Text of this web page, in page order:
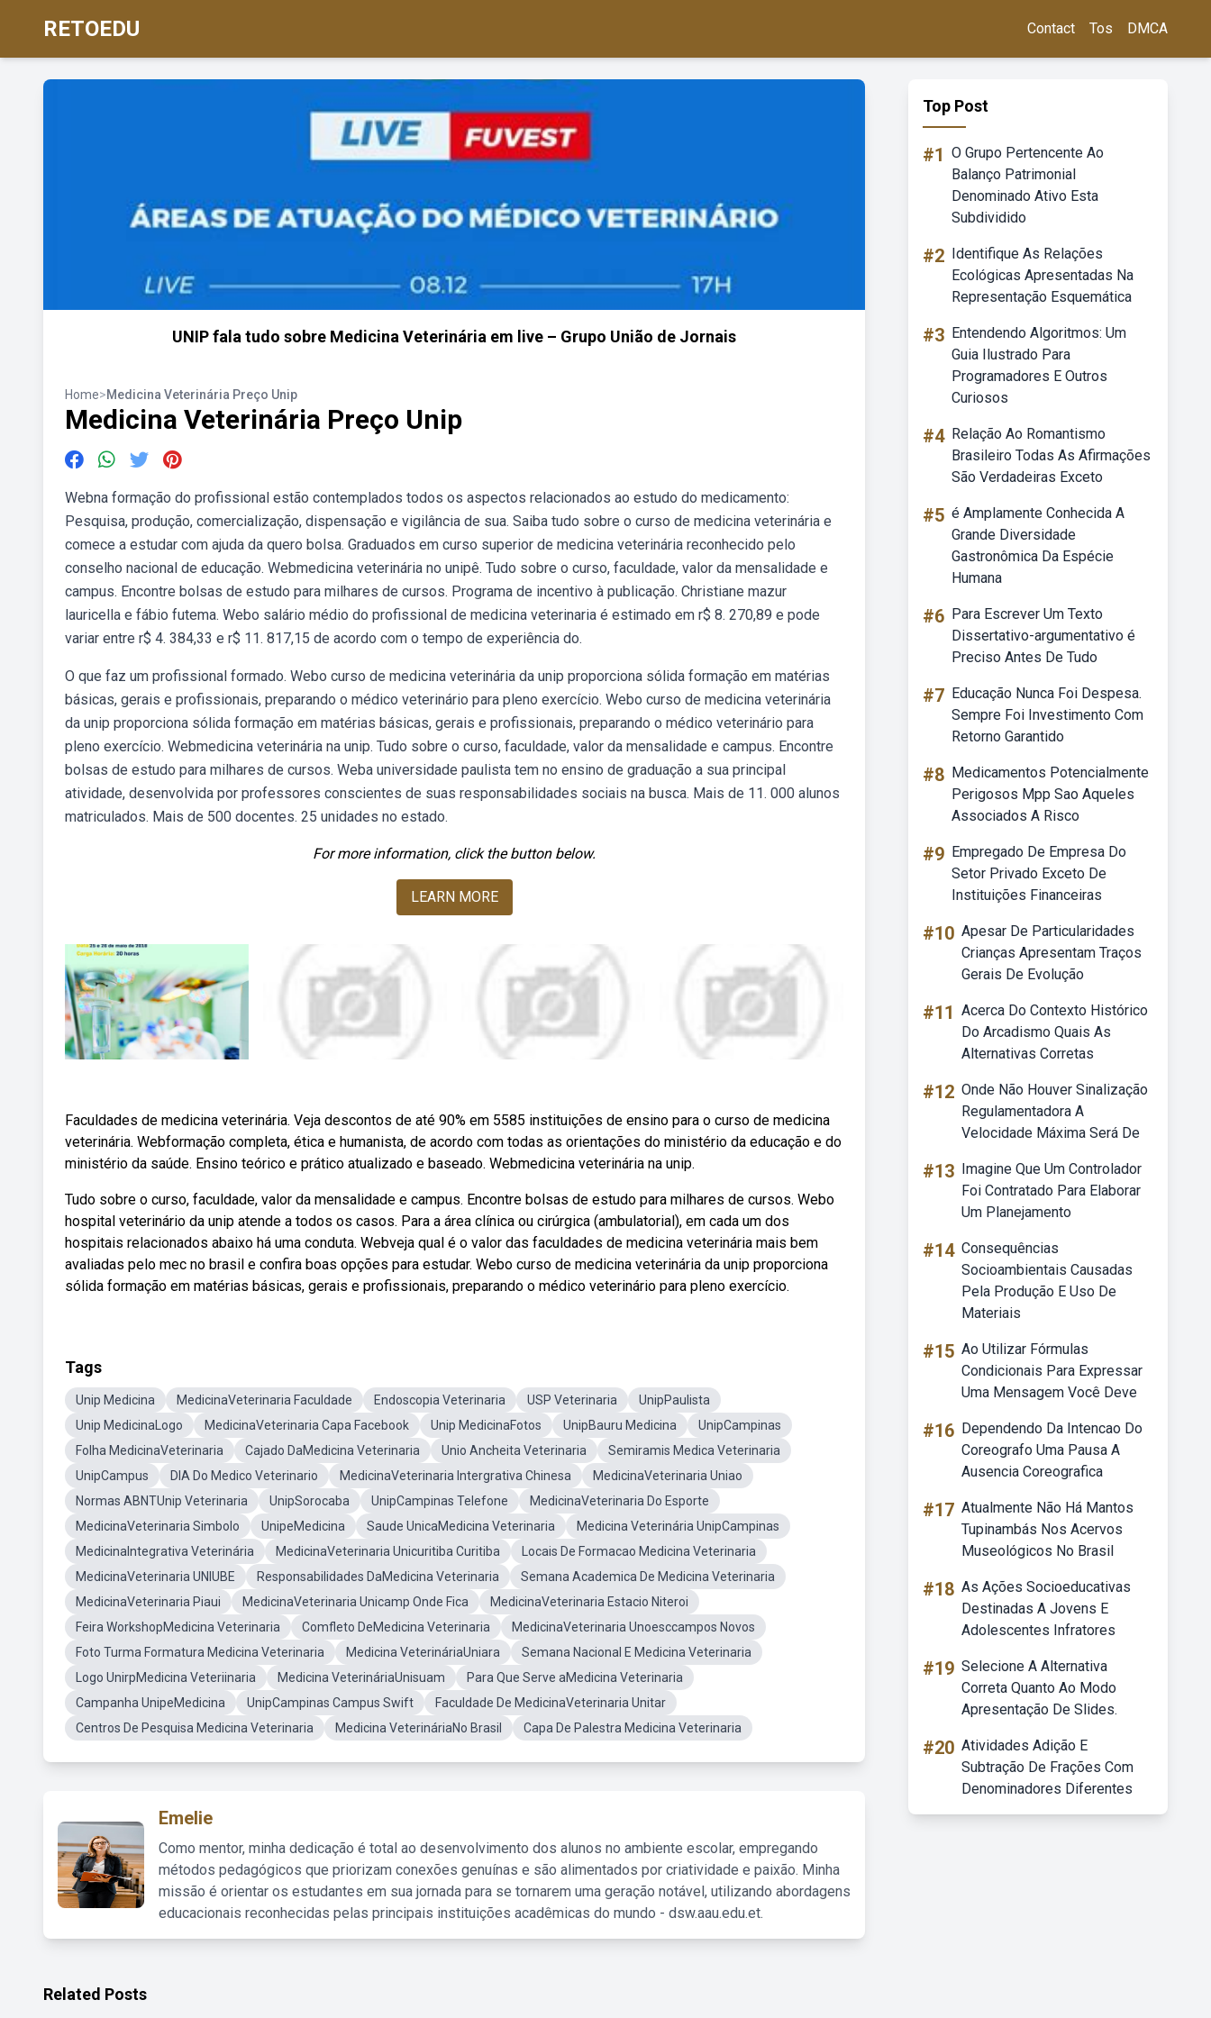
RETOEDU Contact Tos DMCA
UNIP fala tudo sobre Medicina Veterinária em live – Grupo União de Jornais
Home>Medicina Veterinária Preço Unip
Medicina Veterinária Preço Unip
Webna formação do profissional estão contemplados todos os aspectos relacionados ao estudo do medicamento:
Pesquisa, produção, comercialização, dispensação e vigilância de sua. Saiba tudo sobre o curso de medicina veterinária e
comece a estudar com ajuda da quero bolsa. Graduados em curso superior de medicina veterinária reconhecido pelo
conselho nacional de educação. Webmedicina veterinária no unipê. Tudo sobre o curso, faculdade, valor da mensalidade e
campus. Encontre bolsas de estudo para milhares de cursos. Programa de incentivo à publicação. Christiane mazur
lauricella e fábio futema. Webo salário médio do profissional de medicina veterinaria é estimado em r$ 8. 270,89 e pode
variar entre r$ 4. 384,33 e r$ 11. 817,15 de acordo com o tempo de experiência do.
O que faz um profissional formado. Webo curso de medicina veterinária da unip proporciona sólida formação em matérias
básicas, gerais e profissionais, preparando o médico veterinário para pleno exercício. Webo curso de medicina veterinária
da unip proporciona sólida formação em matérias básicas, gerais e profissionais, preparando o médico veterinário para
pleno exercício. Webmedicina veterinária na unip. Tudo sobre o curso, faculdade, valor da mensalidade e campus. Encontre
bolsas de estudo para milhares de cursos. Weba universidade paulista tem no ensino de graduação a sua principal
atividade, desenvolvida por professores conscientes de suas responsabilidades sociais na busca. Mais de 11. 000 alunos
matriculados. Mais de 500 docentes. 25 unidades no estado.
For more information, click the button below.
LEARN MORE
Faculdades de medicina veterinária. Veja descontos de até 90% em 5585 instituições de ensino para o curso de medicina
veterinária. Webformação completa, ética e humanista, de acordo com todas as orientações do ministério da educação e do
ministério da saúde. Ensino teórico e prático atualizado e baseado. Webmedicina veterinária na unip.
Tudo sobre o curso, faculdade, valor da mensalidade e campus. Encontre bolsas de estudo para milhares de cursos. Webo
hospital veterinário da unip atende a todos os casos. Para a área clínica ou cirúrgica (ambulatorial), em cada um dos
hospitais relacionados abaixo há uma conduta. Webveja qual é o valor das faculdades de medicina veterinária mais bem
avaliadas pelo mec no brasil e confira boas opções para estudar. Webo curso de medicina veterinária da unip proporciona
sólida formação em matérias básicas, gerais e profissionais, preparando o médico veterinário para pleno exercício.
Tags
Unip Medicina MedicinaVeterinaria Faculdade Endoscopia Veterinaria USP Veterinaria
UnipPaulista
Unip MedicinaLogo
MedicinaVeterinaria Capa Facebook Unip MedicinaFotos UnipBauru Medicina
UnipCampinas
Folha MedicinaVeterinaria
Cajado DaMedicina Veterinaria Unio Ancheita Veterinaria
Semiramis Medica Veterinaria
UnipCampus
DIA Do Medico Veterinario MedicinaVeterinaria Intergrativa Chinesa
MedicinaVeterinaria Uniao
Normas ABNTUnip Veterinaria
UnipSorocaba UnipCampinas Telefone
MedicinaVeterinaria Do Esporte
MedicinaVeterinaria Simbolo
UnipeMedicina Saude UnicaMedicina Veterinaria
Medicina Veterinária UnipCampinas
MedicinaIntegrativa Veterinária
MedicinaVeterinaria Unicuritiba Curitiba
Locais De Formacao Medicina Veterinaria
MedicinaVeterinaria UNIUBE
Responsabilidades DaMedicina Veterinaria
Semana Academica De Medicina Veterinaria
MedicinaVeterinaria Piaui
MedicinaVeterinaria Unicamp Onde Fica
MedicinaVeterinaria Estacio Niteroi
Feira WorkshopMedicina Veterinaria
Comfleto DeMedicina Veterinaria
MedicinaVeterinaria Unoesccampos Novos
Foto Turma Formatura Medicina Veterinaria
Medicina VeterináriaUniara
Semana Nacional E Medicina Veterinaria
Logo UnirpMedicina Veteriinaria
Medicina VeterináriaUnisuam
Para Que Serve aMedicina Veterinaria
Campanha UnipeMedicina
UnipCampinas Campus Swift
Faculdade De MedicinaVeterinaria Unitar
Centros De Pesquisa Medicina Veterinaria
Medicina VeterináriaNo Brasil Capa De Palestra Medicina Veterinaria
Emelie
Como mentor, minha dedicação é total ao desenvolvimento dos alunos no ambiente escolar, empregando
métodos pedagógicos que priorizam conexões genuínas e são alimentados por criatividade e paixão. Minha
missão é orientar os estudantes em sua jornada para se tornarem uma geração notável, utilizando abordagens
educacionais reconhecidas pelas principais instituições acadêmicas do mundo - dsw.aau.edu.et.
Top Post
#1 O Grupo Pertencente Ao
Balanço Patrimonial
Denominado Ativo Esta
Subdividido
#2 Identifique As Relações
Ecológicas Apresentadas Na
Representação Esquemática
#3 Entendendo Algoritmos: Um
Guia Ilustrado Para
Programadores E Outros
Curiosos
#4 Relação Ao Romantismo
Brasileiro Todas As Afirmações
São Verdadeiras Exceto
#5 é Amplamente Conhecida A
Grande Diversidade
Gastronômica Da Espécie
Humana
#6 Para Escrever Um Texto
Dissertativo-argumentativo é
Preciso Antes De Tudo
#7 Educação Nunca Foi Despesa.
Sempre Foi Investimento Com
Retorno Garantido
#8 Medicamentos Potencialmente
Perigosos Mpp Sao Aqueles
Associados A Risco
#9 Empregado De Empresa Do
Setor Privado Exceto De
Instituições Financeiras
#10 Apesar De Particularidades
Crianças Apresentam Traços
Gerais De Evolução
#11 Acerca Do Contexto Histórico
Do Arcadismo Quais As
Alternativas Corretas
#12 Onde Não Houver Sinalização
Regulamentadora A
Velocidade Máxima Será De
#13 Imagine Que Um Controlador
Foi Contratado Para Elaborar
Um Planejamento
#14 Consequências
Socioambientais Causadas
Pela Produção E Uso De
Materiais
#15 Ao Utilizar Fórmulas
Condicionais Para Expressar
Uma Mensagem Você Deve
#16 Dependendo Da Intencao Do
Coreografo Uma Pausa A
Ausencia Coreografica
#17 Atualmente Não Há Mantos
Tupinambás Nos Acervos
Museológicos No Brasil
#18 As Ações Socioeducativas
Destinadas A Jovens E
Adolescentes Infratores
#19 Selecione A Alternativa
Correta Quanto Ao Modo
Apresentação De Slides.
#20 Atividades Adição E
Subtração De Frações Com
Denominadores Diferentes
Related Posts